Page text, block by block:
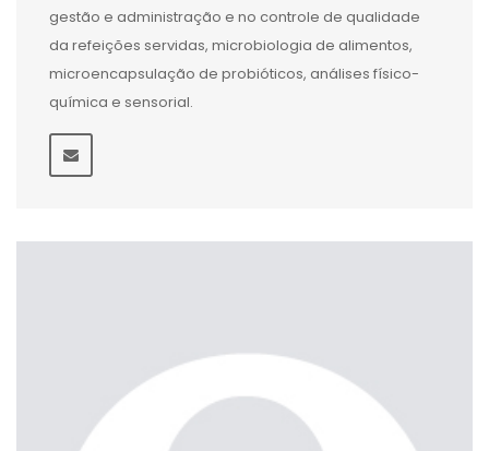
gestão e administração e no controle de qualidade
da refeições servidas, microbiologia de alimentos,
microencapsulação de probióticos, análises físico-
química e sensorial.